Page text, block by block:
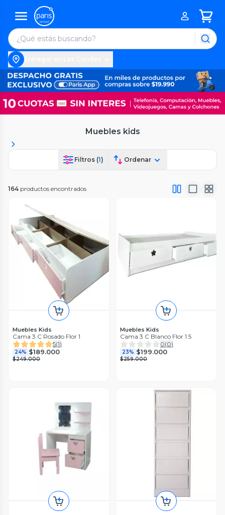
Muebles kids
Filtros (1) Ordenar
164 productos encontrados
Muebles Kids
Cama 3 C Rosado Flor 1
5(1)
24% $189.000
$249.000
Muebles Kids
Cama 3 C Blanco Flor 1.5
0(0)
23% $199.000
$259.000